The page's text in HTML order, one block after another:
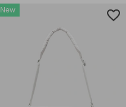
univerzálna veľkosť
New